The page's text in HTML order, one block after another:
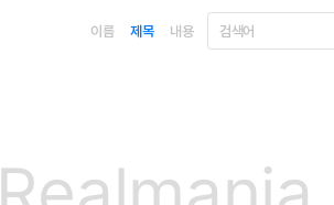
이름 제목 내용